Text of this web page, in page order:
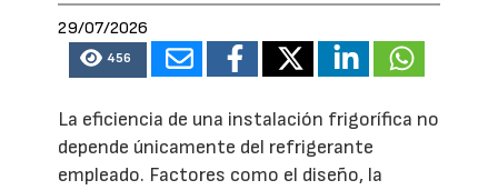
29/07/2026
456
La eficiencia de una instalación frigorífica no
depende únicamente del refrigerante
empleado. Factores como el diseño, la